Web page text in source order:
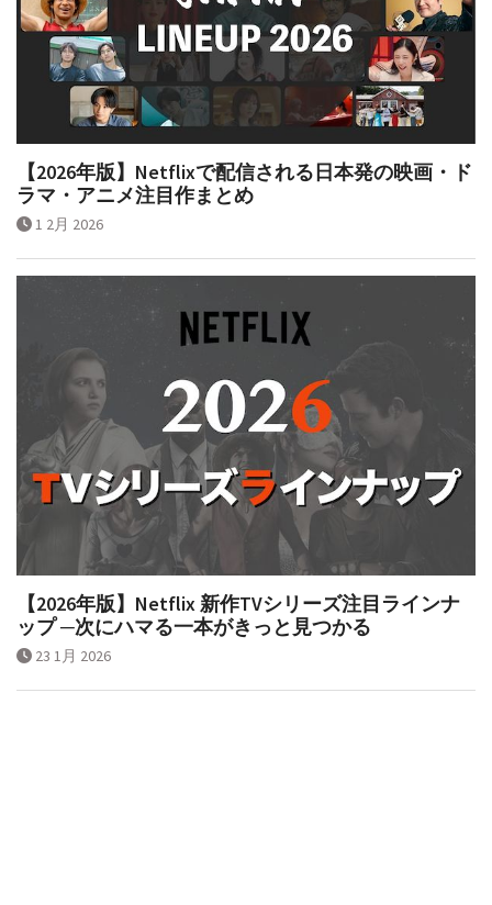
【2026年版】Netflixで配信される日本発の映画・ド
ラマ・アニメ注目作まとめ
1 2月 2026
【2026年版】Netflix 新作TVシリーズ注目ラインナ
ップ ─次にハマる一本がきっと見つかる
23 1月 2026